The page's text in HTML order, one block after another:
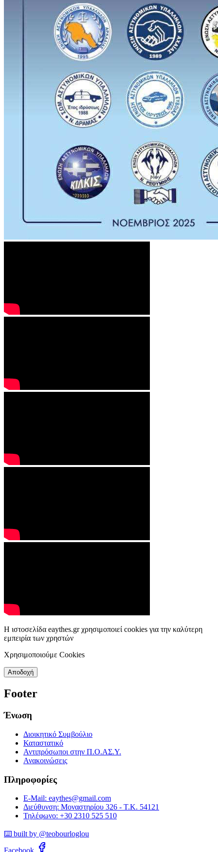
Η ιστοσελίδα eaythes.gr χρησιμοποιεί cookies για την καλύτερη
εμπειρία των χρηστών
Χρησιμοποιούμε Cookies
Αποδοχή
Footer
Ένωση
Διοικητικό Συμβούλιο
Καταστατικό
Αντιπρόσωποι στην Π.Ο.ΑΣ.Υ.
Ανακοινώσεις
Πληροφορίες
E-Mail: eaythes@gmail.com
Διεύθυνση: Μοναστηρίου 326 - Τ.Κ. 54121
Τηλέφωνο: +30 2310 525 510
⌨️ built by @teobourloglou